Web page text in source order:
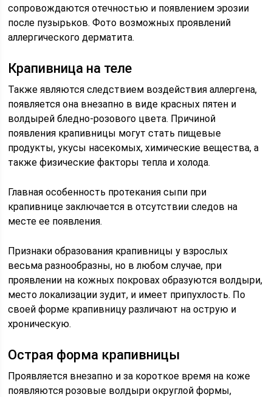
сопровождаются отечностью и появлением эрозии
после пузырьков. Фото возможных проявлений
аллергического дерматита.
Крапивница на теле
Также являются следствием воздействия аллергена,
появляется она внезапно в виде красных пятен и
волдырей бледно-розового цвета. Причиной
появления крапивницы могут стать пищевые
продукты, укусы насекомых, химические вещества, а
также физические факторы тепла и холода.
Главная особенность протекания сыпи при
крапивнице заключается в отсутствии следов на
месте ее появления.
Признаки образования крапивницы у взрослых
весьма разнообразны, но в любом случае, при
проявлении на кожных покровах образуются волдыри,
место локализации зудит, и имеет припухлость. По
своей форме крапивницу различают на острую и
хроническую.
Острая форма крапивницы
Проявляется внезапно и за короткое время на коже
появляются розовые волдыри округлой формы,